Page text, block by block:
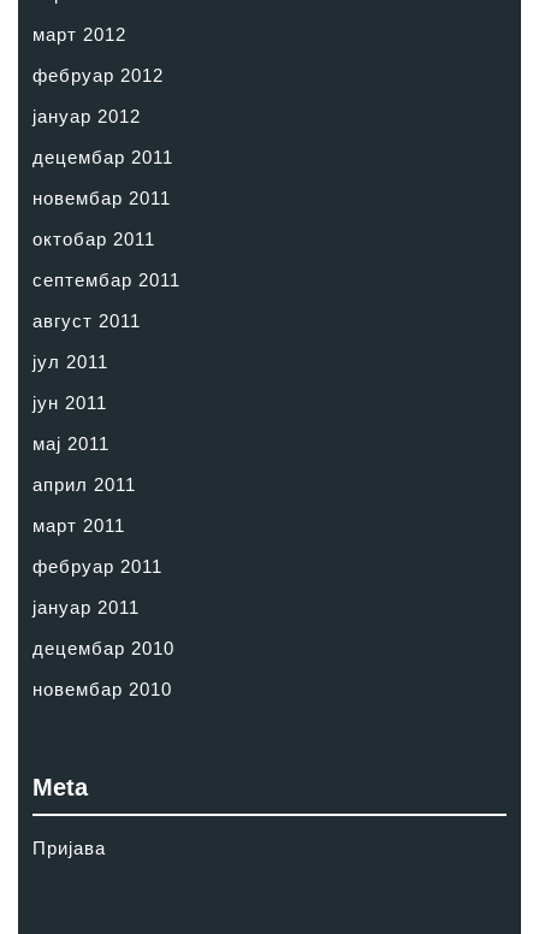
март 2012
фебруар 2012
јануар 2012
децембар 2011
новембар 2011
октобар 2011
септембар 2011
август 2011
јул 2011
јун 2011
мај 2011
април 2011
март 2011
фебруар 2011
јануар 2011
децембар 2010
новембар 2010
Meta
Пријава